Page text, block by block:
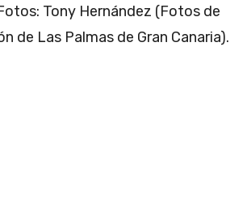
Tony Hernández (Fotos de
de Las Palmas de Gran Canaria).